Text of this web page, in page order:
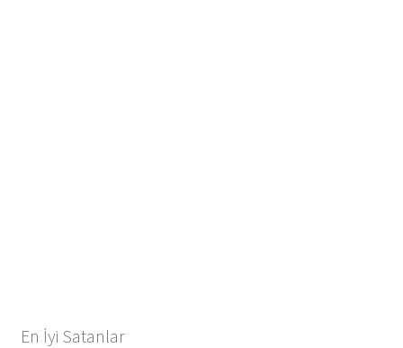
En İyi Satanlar